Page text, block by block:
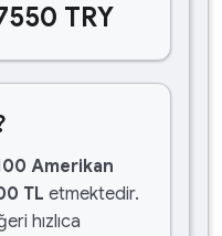
TRY
Amerikan
TL etmektedir.
hızlıca